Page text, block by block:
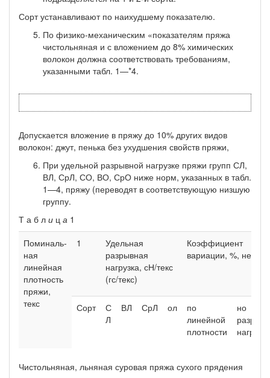
Сорт устанавливают по наихудшему показателю.
По физико-механическим «показателям пряжа
чистольня­ная и с вложением до 8% химических
волокон должна соответ­ствовать требованиям,
указанными табл. 1—*4.
Допускается вложение в пряжу до 10% других видов
волокон: джут, пенька без ухудшения свойств пряжи,
При удельной разрывной нагрузке пряжи групп СЛ,
ВЛ, СрЛ, СО, ВО, СрО ниже норм, указанных в табл.
1—4, пряжу (переводят в соответствующую низшую
группу.
Т а б л и ц а 1
Поминаль­
ная
линей­ная
плот­ность
пря­жи,
текс
1
Удельная
разрывная
нагрузка, сН/текс
(гс/текс)
Коэффициент
вариации, %, не
Сорт
С
Л
ВЛ СрЛ ол
по
линейной
плотности
но
нагрузке
Чистольняная, льняная суровая пряжа сухого прядения